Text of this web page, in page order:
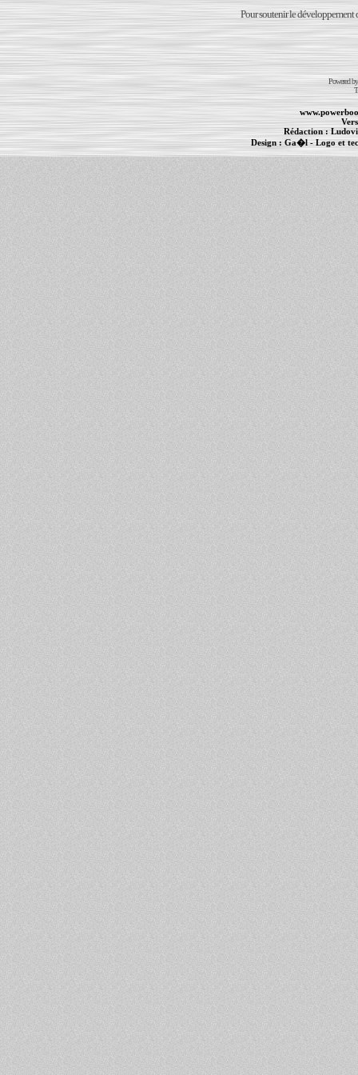
Pour soutenir le développement
Powered
Rédaction :
Design :Ga�l- Logo et
PowerBook